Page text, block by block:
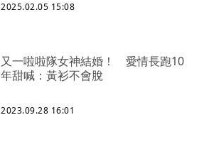
2025.02.05 15:08
又一啦啦隊女神結婚！ 愛情長跑10
年甜喊：黃衫不會脫
2023.09.28 16:01